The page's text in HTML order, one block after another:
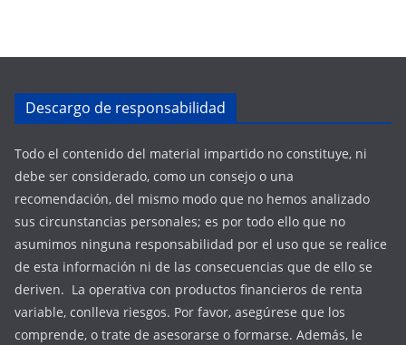
Descargo de responsabilidad
Todo el contenido del material impartido no constituye, ni
debe ser considerado, como un consejo o una
recomendación, del mismo modo que no hemos analizado
sus circunstancias personales; es por todo ello que no
asumimos ninguna responsabilidad por el uso que se realice
de esta información ni de las consecuencias que de ello se
deriven. La operativa con productos financieros de renta
variable, conlleva riesgos. Por favor, asegúrese que los
comprende, o trate de asesorarse o formarse. Además, le